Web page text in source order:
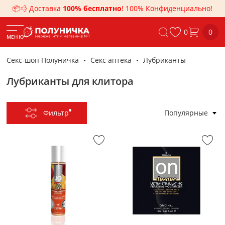
📦💨 Доставка 100% бесплатно! 100% Конфиденциально!
МЕНЮ 0 0
Секс-шоп Полуничка Секс аптека Лубриканты
Лубриканты для клитора
Фильтр Популярные